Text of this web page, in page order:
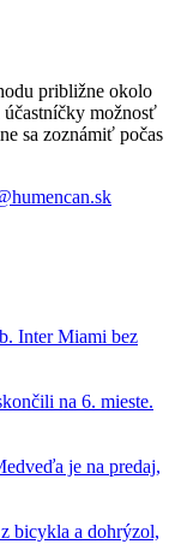
približne okolo
účastníčky možnosť
sa zoznámiť počas
Inter Miami bez
na 6. mieste.
je na predaj,
bicykla a dohrýzol,